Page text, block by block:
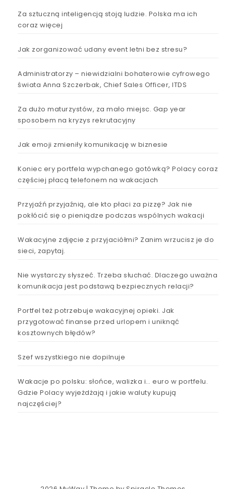
Za sztuczną inteligencją stoją ludzie. Polska ma ich
coraz więcej
Jak zorganizować udany event letni bez stresu?
Administratorzy – niewidzialni bohaterowie cyfrowego
świata Anna Szczerbak, Chief Sales Officer, ITDS
Za dużo maturzystów, za mało miejsc. Gap year
sposobem na kryzys rekrutacyjny
Jak emoji zmieniły komunikację w biznesie
Koniec ery portfela wypchanego gotówką? Polacy coraz
częściej płacą telefonem na wakacjach
Przyjaźń przyjaźnią, ale kto płaci za pizzę? Jak nie
pokłócić się o pieniądze podczas wspólnych wakacji
Wakacyjne zdjęcie z przyjaciółmi? Zanim wrzucisz je do
sieci, zapytaj.
Nie wystarczy słyszeć. Trzeba słuchać. Dlaczego uważna
komunikacja jest podstawą bezpiecznych relacji?
Portfel też potrzebuje wakacyjnej opieki. Jak
przygotować finanse przed urlopem i uniknąć
kosztownych błędów?
Szef wszystkiego nie dopilnuje
Wakacje po polsku: słońce, walizka i… euro w portfelu.
Gdzie Polacy wyjeżdżają i jakie waluty kupują
najczęściej?